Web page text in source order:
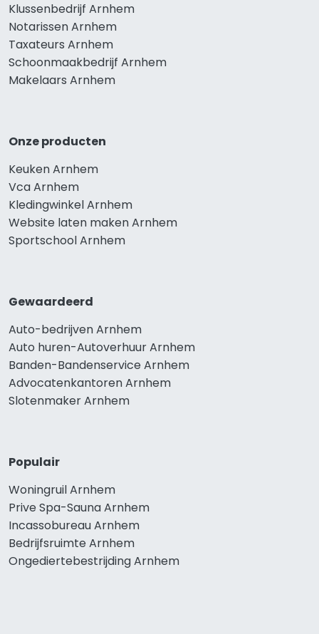
Klussenbedrijf Arnhem
Notarissen Arnhem
Taxateurs Arnhem
Schoonmaakbedrijf Arnhem
Makelaars Arnhem
Onze producten
Keuken Arnhem
Vca Arnhem
Kledingwinkel Arnhem
Website laten maken Arnhem
Sportschool Arnhem
Gewaardeerd
Auto-bedrijven Arnhem
Auto huren-Autoverhuur Arnhem
Banden-Bandenservice Arnhem
Advocatenkantoren Arnhem
Slotenmaker Arnhem
Populair
Woningruil Arnhem
Prive Spa-Sauna Arnhem
Incassobureau Arnhem
Bedrijfsruimte Arnhem
Ongediertebestrijding Arnhem